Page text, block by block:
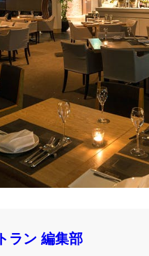
ラン 編集部